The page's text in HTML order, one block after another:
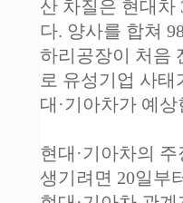
산 차질은 현대차
다. 양사를 합쳐
하리공장이 처음
로 유성기업 사
대·기아차가 예
현대·기아차의
생기려면 20일부